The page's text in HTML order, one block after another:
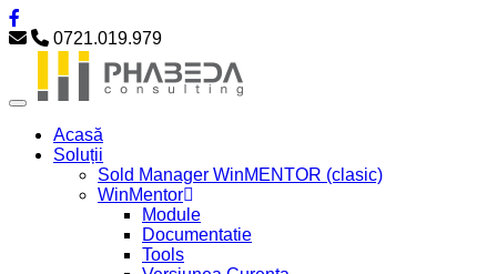
0721.019.979
Acasă
Soluții
Sold Manager WinMENTOR (clasic)
WinMentor
Module
Documentatie
Tools